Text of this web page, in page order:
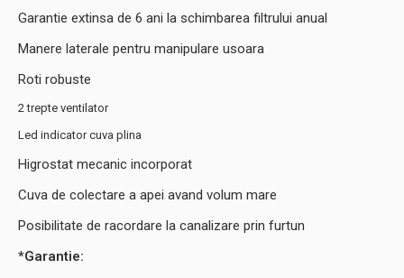
Garantie extinsa de 6 ani la schimbarea filtrului anual
Manere laterale pentru manipulare usoara
Roti robuste
2 trepte ventilator
Led indicator cuva plina
Higrostat mecanic incorporat
Cuva de colectare a apei avand volum mare
Posibilitate de racordare la canalizare prin furtun
*Garantie: